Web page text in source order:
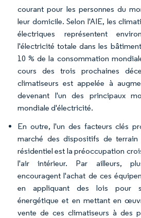
courant pour les personnes du
leur domicile. Selon l'AIE, les
électriques représentent
l'électricité totale dans les
10 % de la consommation
cours des trois prochaines
climatiseurs est appelée à
devenant l'un des principaux
mondiale d'électricité.
En outre, l'un des facteurs clés
marché des dispositifs de
résidentiel est la préoccupation
l'air intérieur. Par ailleurs,
encouragent l'achat de ces
en appliquant des lois pour
énergétique et en mettant en
vente de ces climatiseurs à des